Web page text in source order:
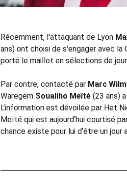
Récemment, l'attaquant de Lyon
ans) ont choisi de s'engager avec
porté le maillot en sélections de
Par contre, contacté par Marc
Waregem Soualiho Meïté (23 ans)
L'information est dévoilée par Het
Meïté qui est aujourd'hui courtisé
chance existe pour lui d'être un jour